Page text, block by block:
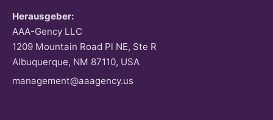
Herausgeber:
AAA-Gency LLC
1209 Mountain Road Pl NE, Ste R
Albuquerque, NM 87110, USA
management@aaagency.us